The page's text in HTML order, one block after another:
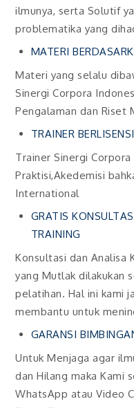
ilmunya, serta Solutif
problematika yang
MATERI
Materi yang selalu
Sinergi Corpora
Pengalaman dan Riset
TRAINER
Trainer Sinergi
Praktisi,Akedemisi
International
GRATIS
TRAINING
Konsultasi dan Analisa
yang Mutlak dilakukan
pelatihan. Hal ini kami
membantu untuk
GARANSI
Untuk Menjaga agar
dan Hilang maka Kami
WhatsApp atau Video